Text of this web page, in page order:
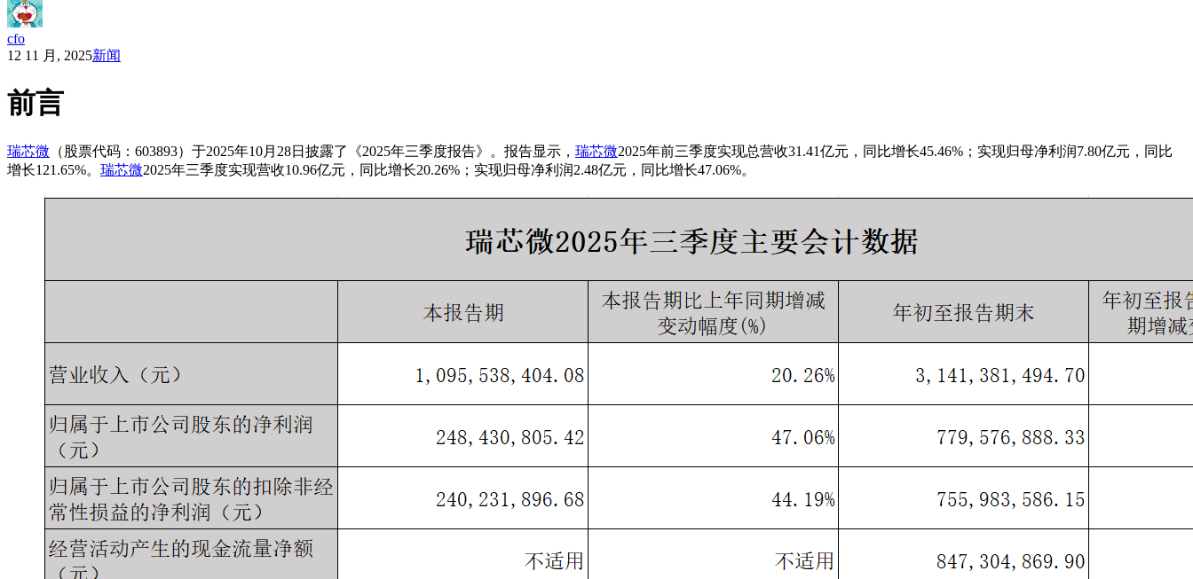
cfo
12 11 月, 2025新闻
前言
瑞芯微 （股票代码：603893）于2025年10月28日披露了《2025年三季度报告》。报告显示， 瑞芯微2025年前三季度实现总营收31.41亿元，同比增长45.46%；实现归母净利润7.80亿元，同比
增长121.65%。 瑞芯微2025年三季度实现营收10.96亿元，同比增长20.26%；实现归母净利润2.48亿元，同比增长47.06%。